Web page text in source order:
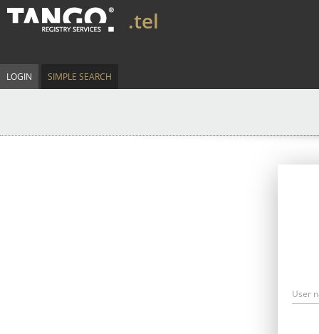
.tel
LOGIN SIMPLE SEARCH
User